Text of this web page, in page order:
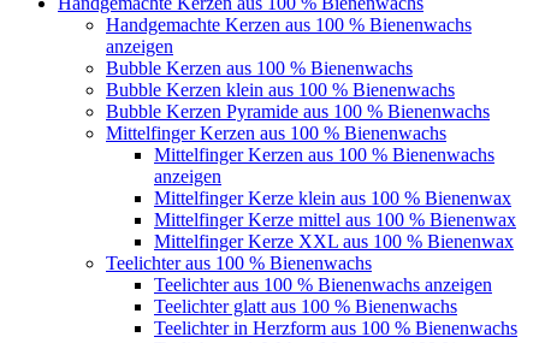
Handgemachte Kerzen aus 100 % Bienenwachs
anzeigen
Bubble Kerzen aus 100 % Bienenwachs
Bubble Kerzen klein aus 100 % Bienenwachs
Bubble Kerzen Pyramide aus 100 % Bienenwachs
Mittelfinger Kerzen aus 100 % Bienenwachs
Mittelfinger Kerzen aus 100 % Bienenwachs
anzeigen
Mittelfinger Kerze klein aus 100 % Bienenwax
Mittelfinger Kerze mittel aus 100 % Bienenwax
Mittelfinger Kerze XXL aus 100 % Bienenwax
Teelichter aus 100 % Bienenwachs
Teelichter aus 100 % Bienenwachs anzeigen
Teelichter glatt aus 100 % Bienenwachs
Teelichter in Herzform aus 100 % Bienenwachs